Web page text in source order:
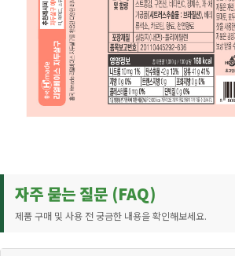
자주 묻는 질문 (FAQ)
제품 구매 및 사용 전 궁금한 내용을 확인해보세요.